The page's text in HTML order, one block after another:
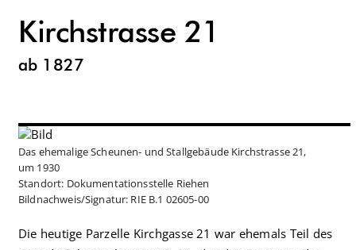
Personen
Orte
Organisationen
Sonstiges
Über Riehen
Kirchstrasse 21
ab 1827
Das ehemalige Scheunen- und Stallgebäude Kirchstrasse 21,
um 1930
Standort: Dokumentationsstelle Riehen
Bildnachweis/Signatur: RIE B.1 02605-00
Die heutige Parzelle Kirchgasse 21 war ehemals Teil des